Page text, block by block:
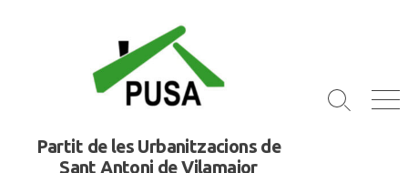
Partit de les Urbanitzacions de
Sant Antoni de Vilamajor
Search